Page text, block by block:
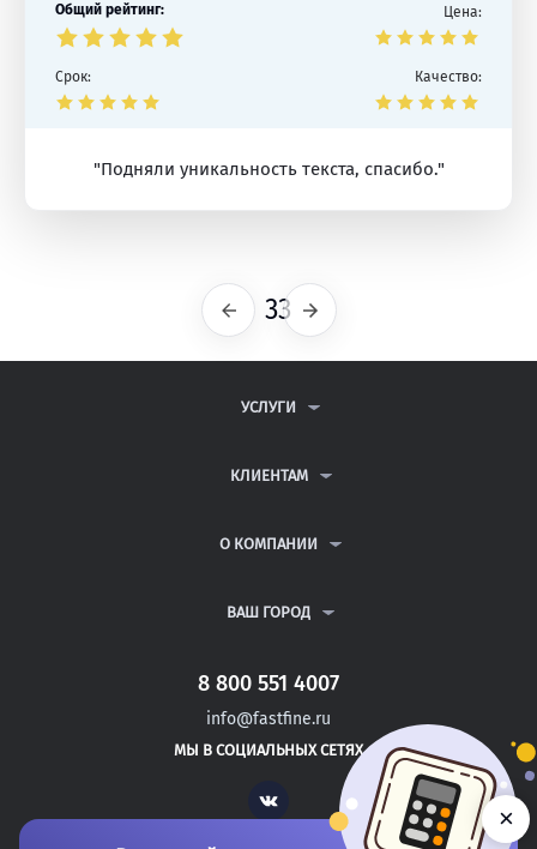
Общий рейтинг: Цена:
Срок: Качество:
"Подняли уникальность текста, спасибо."
Предыдущая
33 Следующая
УСЛУГИ
ДИПЛОМНЫЕ РАБОТЫ
РЕФЕРАТЫ
КЛИЕНТАМ
ВОПРОСЫ И ОТВЕТЫ
ПОЛИТИКА КОНФИДЕНЦИАЛЬНОСТИ
О КОМПАНИИ
КОНТАКТЫ
ВАШ ГОРОД
САНКТ-ПЕТЕРБУРГ
МОЖАЙСК
НОВОЗЫБКОВ
8 800 551 4007
info@fastfine.ru
МЫ В СОЦИАЛЬНЫХ СЕТЯХ
Vk ×